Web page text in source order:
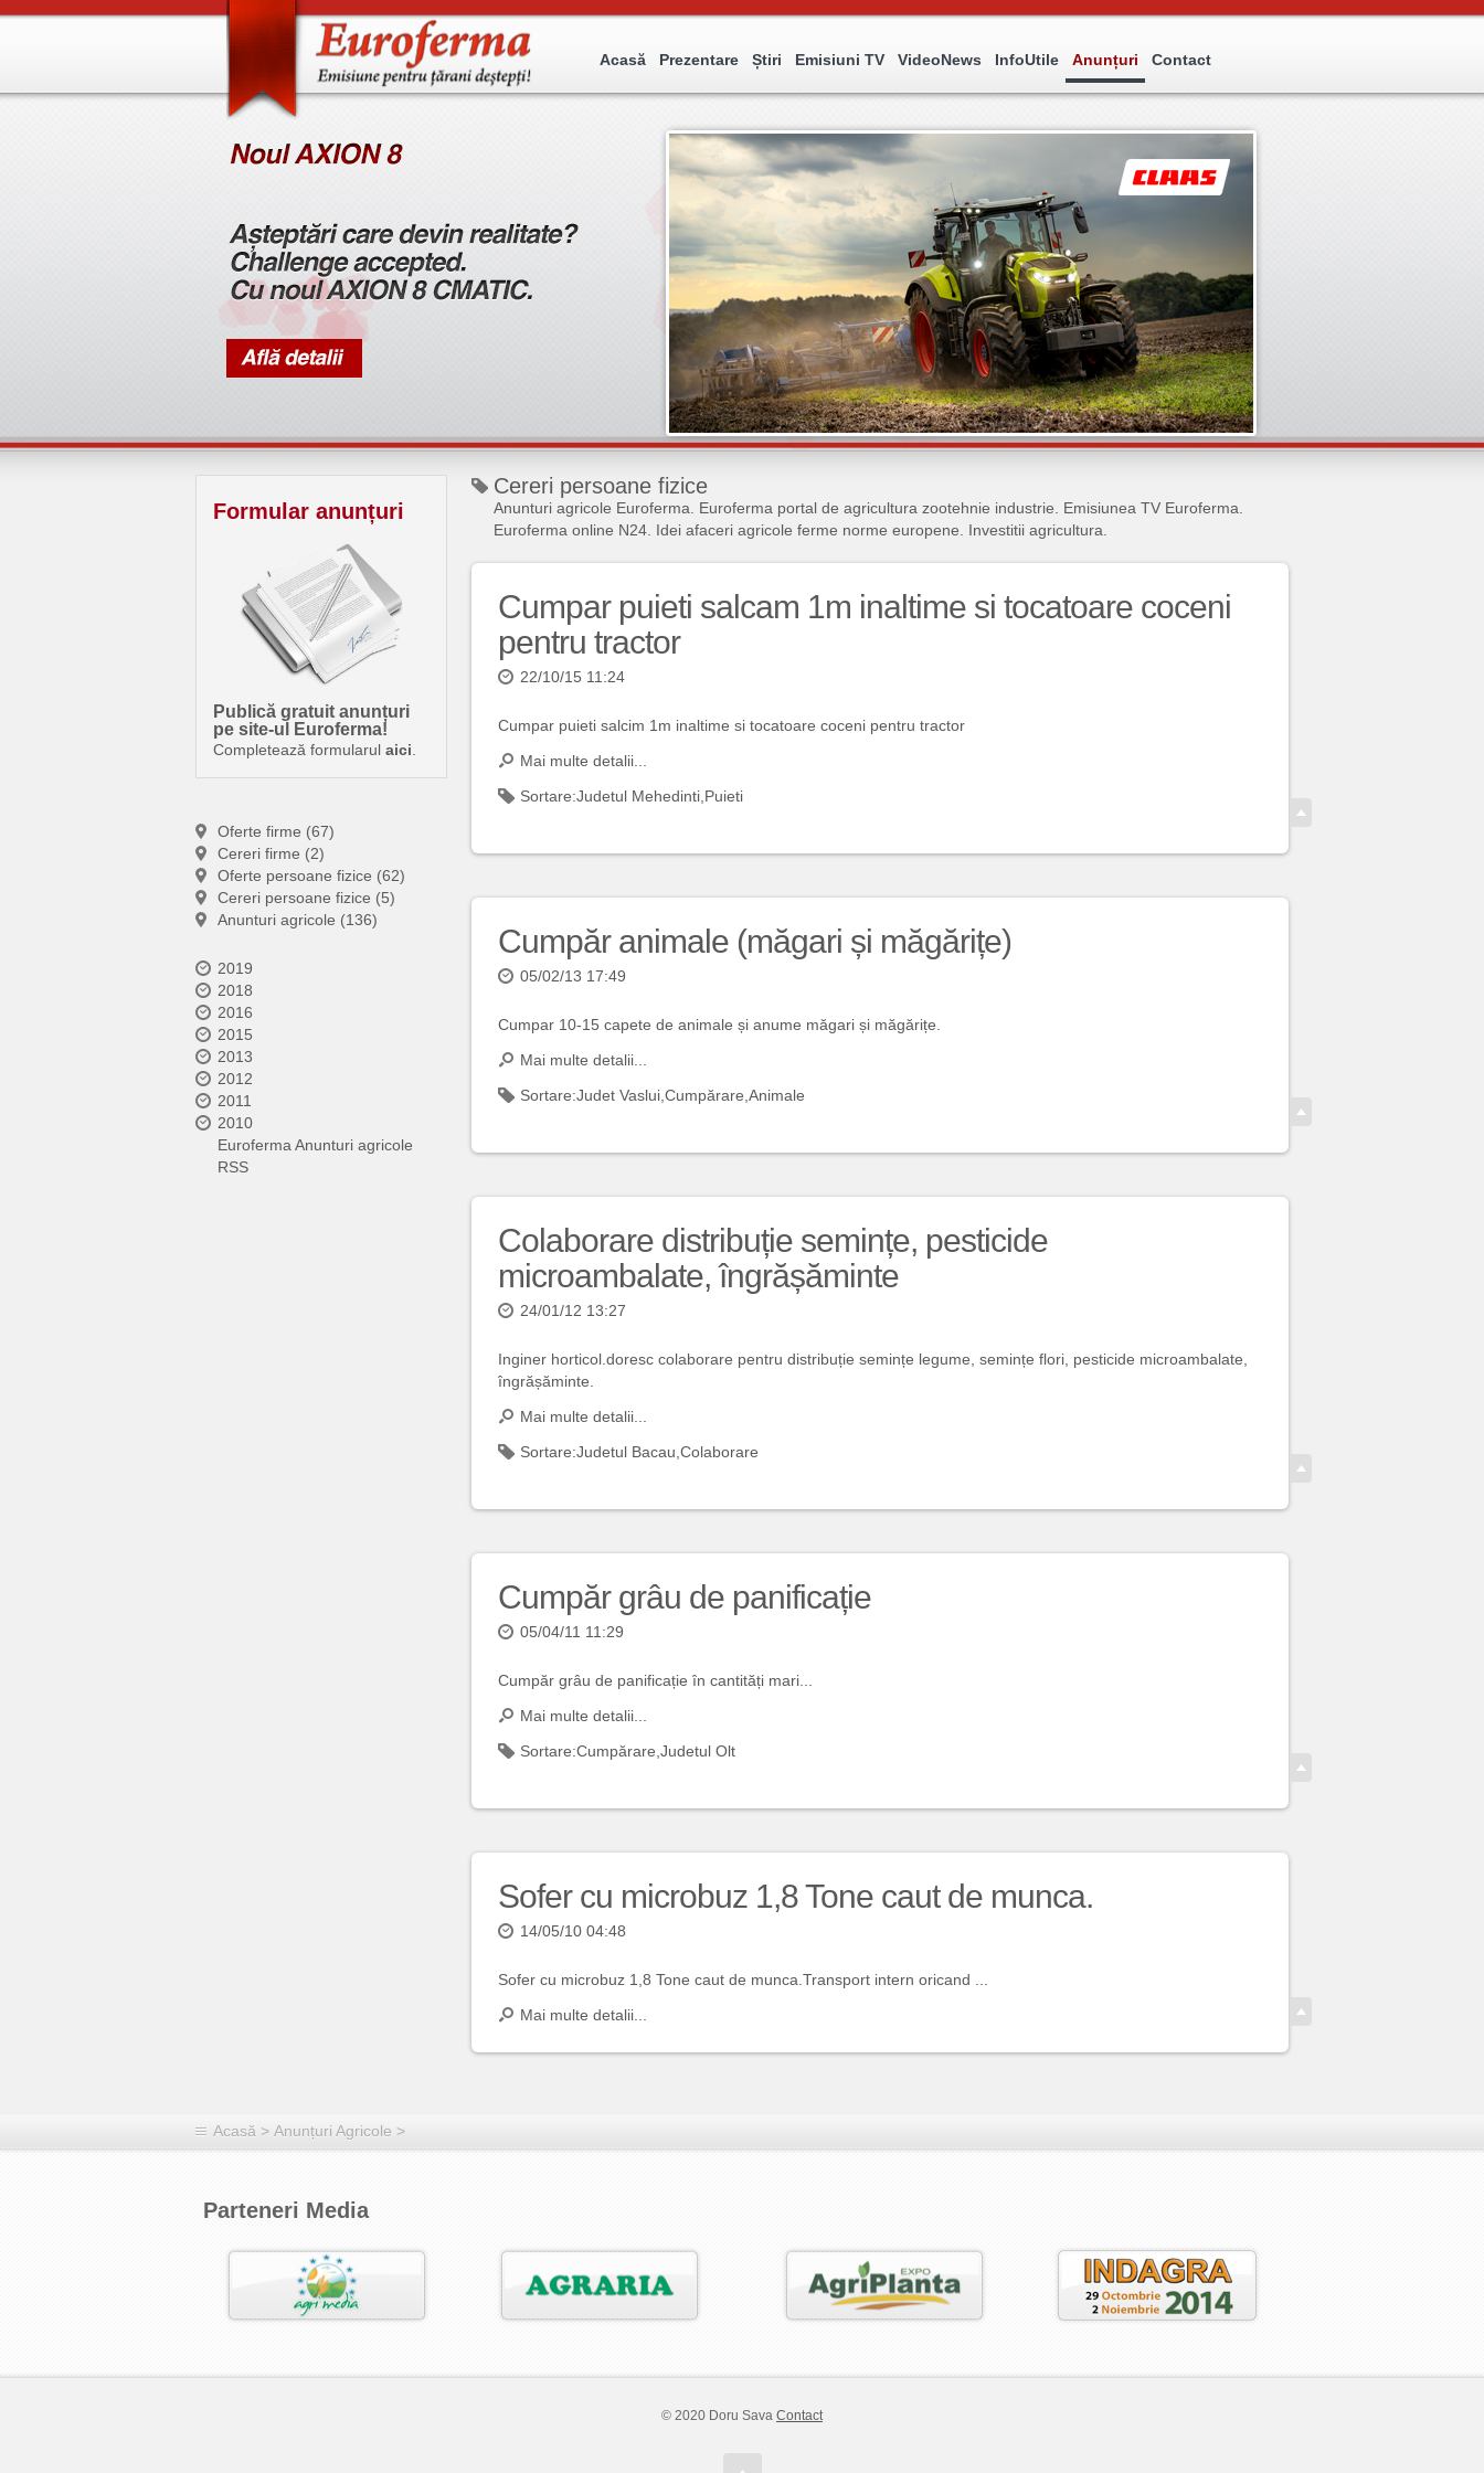
Acasă Prezentare Știri Emisiuni TV VideoNews InfoUtile Anunțuri Contact
Formular anunțuri
Publică gratuit anunțuri
pe site-ul Euroferma!
Completează formularul aici
Oferte firme (67)
Cereri firme (2)
Oferte persoane fizice (62)
Cereri persoane fizice (5)
Anunturi agricole (136)
2019
2018
2016
2015
2013
2012
2011
2010
Euroferma Anunturi agricole
RSS
Cereri persoane fizice
Anunturi agricole Euroferma. Euroferma portal de agricultura zootehnie industrie. Emisiunea TV Euroferma.
Euroferma online N24. Idei afaceri agricole ferme norme europene. Investitii agricultura.
Cumpar puieti salcam 1m inaltime si tocatoare coceni
pentru tractor
22/10/15 11:24
Cumpar puieti salcim 1m inaltime si tocatoare coceni pentru tractor
Mai multe detalii...
Sortare:Judetul Mehedinti Puieti
Cumpăr animale (măgari și măgărițe)
05/02/13 17:49
Cumpar 10-15 capete de animale și anume măgari și măgărițe.
Mai multe detalii...
Sortare:Judet Vaslui Cumpărare Animale
Colaborare distribuție semințe, pesticide
microambalate, îngrășăminte
24/01/12 13:27
Inginer horticol.doresc colaborare pentru distribuție semințe legume, semințe flori, pesticide microambalate,
îngrășăminte.
Mai multe detalii...
Sortare:Judetul Bacau Colaborare
Cumpăr grâu de panificație
05/04/11 11:29
Cumpăr grâu de panificație în cantități mari...
Mai multe detalii...
Sortare:Cumpărare Judetul Olt
Sofer cu microbuz 1,8 Tone caut de munca.
14/05/10 04:48
Sofer cu microbuz 1,8 Tone caut de munca.Transport intern oricand ...
Mai multe detalii...
Acasă > Anunțuri Agricole >
Parteneri Media
© 2020 Doru Sava Contact